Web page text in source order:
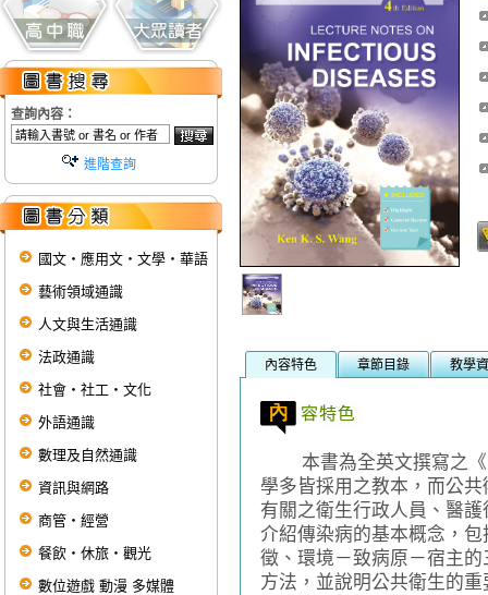
查詢內容：
進階查詢
國文‧應用文‧文學‧華語
藝術領域通識
人文與生活通識
法政通識
社會‧社工‧文化
外語通識
數理及自然通識
資訊與網路
商管‧經營
餐飲‧休旅‧觀光
數位遊戲 動漫 多媒體
內容特色 章節目錄 教學
本書為全英文撰寫之《
學多皆採用之教本，而公
有關之衛生行政人員、醫
介紹傳染病的基本概念，
徵、環境－致病原－宿主
方法，並說明公共衛生的